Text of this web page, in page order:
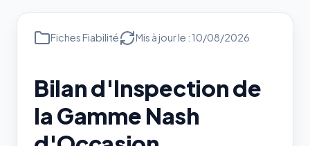
Fiches Fiabilité Mis à jour le : 10/08/2026
Bilan d'Inspection de
la Gamme Nash